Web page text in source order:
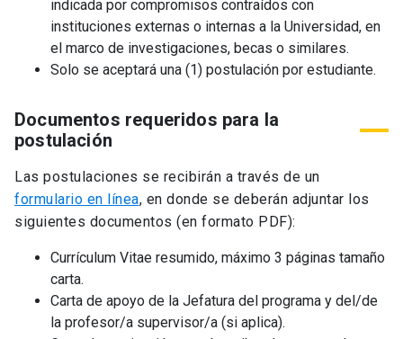
indicada por compromisos contraídos con
instituciones externas o internas a la Universidad, en
el marco de investigaciones, becas o similares.
Solo se aceptará una (1) postulación por estudiante.
Documentos requeridos para la
postulación
Las postulaciones se recibirán a través de un
formulario en línea, en donde se deberán adjuntar los
siguientes documentos (en formato PDF):
Currículum Vitae resumido, máximo 3 páginas tamaño
carta.
Carta de apoyo de la Jefatura del programa y del/de
la profesor/a supervisor/a (si aplica).